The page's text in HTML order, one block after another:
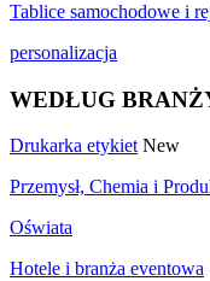
Tablice samochodowe i
personalizacja
WEDŁUG
Drukarka etykiet New
Przemysł, Chemia i
Oświata
Hotele i branża eventowa